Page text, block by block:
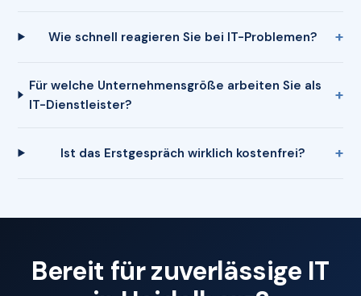
Wie schnell reagieren Sie bei IT-Problemen?
Für welche Unternehmensgröße arbeiten Sie als
IT-Dienstleister?
Ist das Erstgespräch wirklich kostenfrei?
Bereit für zuverlässige IT